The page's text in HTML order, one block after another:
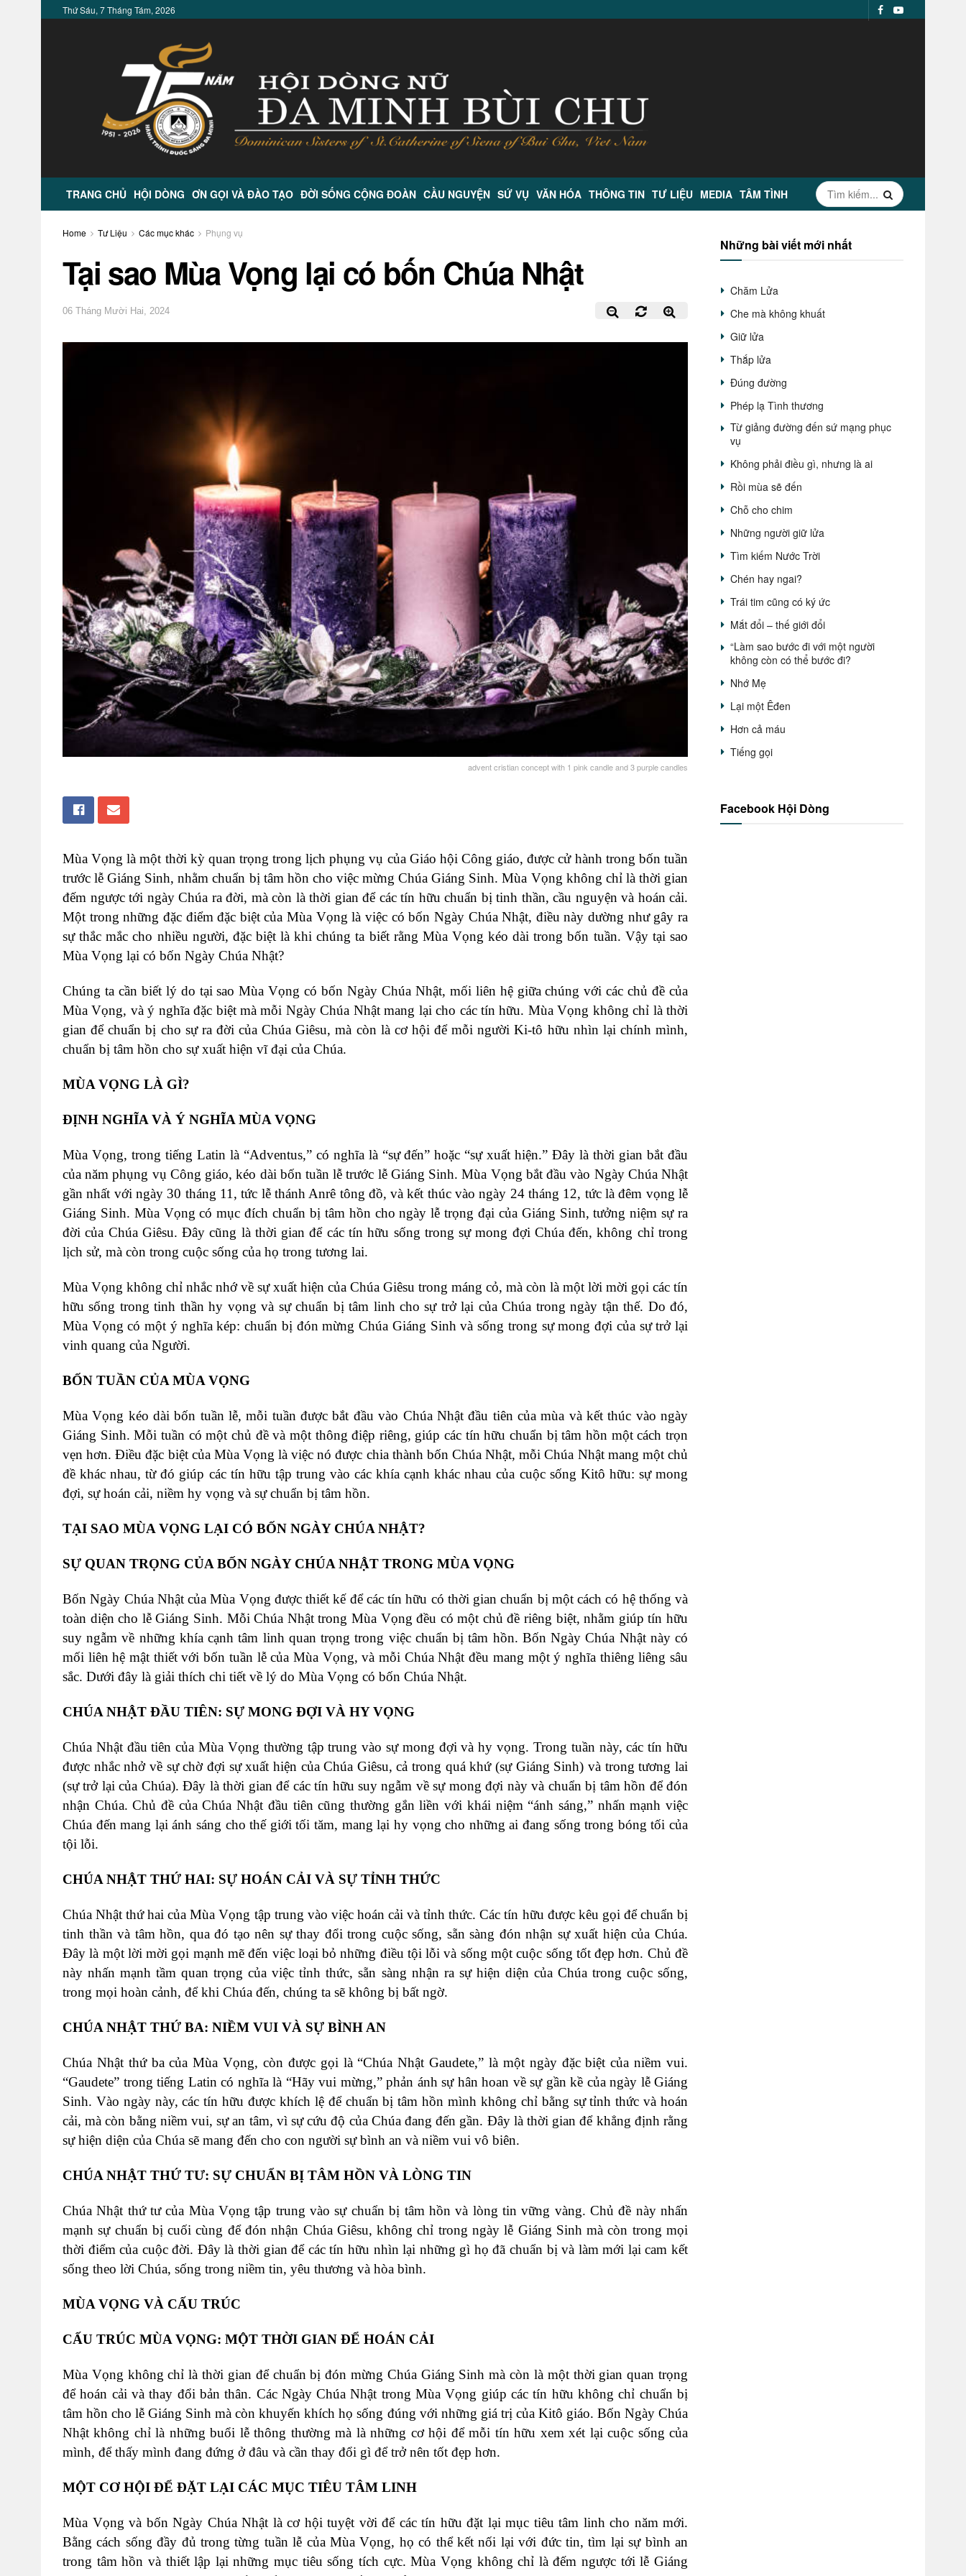
Thứ Sáu, 7 Tháng Tám, 2026
TRANG CHỦ HỘI DÒNG ƠN GỌI VÀ ĐÀO TẠO ĐỜI SỐNG CỘNG ĐOÀN CẦU NGUYỆN SỨ VỤ VĂN HÓA THÔNG TIN TƯ LIỆU MEDIA TÂM TÌNH
Home Tư Liệu Các mục khác Phụng vụ
Tại sao Mùa Vọng lại có bốn Chúa Nhật
06 Tháng Mười Hai, 2024
advent cristian concept with 1 pink candle and 3 purple candles
Mùa Vọng là một thời kỳ quan trọng trong lịch phụng vụ của Giáo hội Công giáo, được cử hành trong bốn tuần
trước lễ Giáng Sinh, nhằm chuẩn bị tâm hồn cho việc mừng Chúa Giáng Sinh. Mùa Vọng không chỉ là thời gian
đếm ngược tới ngày Chúa ra đời, mà còn là thời gian để các tín hữu chuẩn bị tinh thần, cầu nguyện và hoán cải.
Một trong những đặc điểm đặc biệt của Mùa Vọng là việc có bốn Ngày Chúa Nhật, điều này dường như gây ra
sự thắc mắc cho nhiều người, đặc biệt là khi chúng ta biết rằng Mùa Vọng kéo dài trong bốn tuần. Vậy tại sao
Mùa Vọng lại có bốn Ngày Chúa Nhật?
Chúng ta cần biết lý do tại sao Mùa Vọng có bốn Ngày Chúa Nhật, mối liên hệ giữa chúng với các chủ đề của
Mùa Vọng, và ý nghĩa đặc biệt mà mỗi Ngày Chúa Nhật mang lại cho các tín hữu. Mùa Vọng không chỉ là thời
gian để chuẩn bị cho sự ra đời của Chúa Giêsu, mà còn là cơ hội để mỗi người Ki-tô hữu nhìn lại chính mình,
chuẩn bị tâm hồn cho sự xuất hiện vĩ đại của Chúa.
MÙA VỌNG LÀ GÌ?
ĐỊNH NGHĨA VÀ Ý NGHĨA MÙA VỌNG
Mùa Vọng, trong tiếng Latin là “Adventus,” có nghĩa là “sự đến” hoặc “sự xuất hiện.” Đây là thời gian bắt đầu
của năm phụng vụ Công giáo, kéo dài bốn tuần lễ trước lễ Giáng Sinh. Mùa Vọng bắt đầu vào Ngày Chúa Nhật
gần nhất với ngày 30 tháng 11, tức lễ thánh Anrê tông đồ, và kết thúc vào ngày 24 tháng 12, tức là đêm vọng lễ
Giáng Sinh. Mùa Vọng có mục đích chuẩn bị tâm hồn cho ngày lễ trọng đại của Giáng Sinh, tưởng niệm sự ra
đời của Chúa Giêsu. Đây cũng là thời gian để các tín hữu sống trong sự mong đợi Chúa đến, không chỉ trong
lịch sử, mà còn trong cuộc sống của họ trong tương lai.
Mùa Vọng không chỉ nhắc nhớ về sự xuất hiện của Chúa Giêsu trong máng cỏ, mà còn là một lời mời gọi các tín
hữu sống trong tinh thần hy vọng và sự chuẩn bị tâm linh cho sự trở lại của Chúa trong ngày tận thế. Do đó,
Mùa Vọng có một ý nghĩa kép: chuẩn bị đón mừng Chúa Giáng Sinh và sống trong sự mong đợi của sự trở lại
vinh quang của Người.
BỐN TUẦN CỦA MÙA VỌNG
Mùa Vọng kéo dài bốn tuần lễ, mỗi tuần được bắt đầu vào Chúa Nhật đầu tiên của mùa và kết thúc vào ngày
Giáng Sinh. Mỗi tuần có một chủ đề và một thông điệp riêng, giúp các tín hữu chuẩn bị tâm hồn một cách trọn
vẹn hơn. Điều đặc biệt của Mùa Vọng là việc nó được chia thành bốn Chúa Nhật, mỗi Chúa Nhật mang một chủ
đề khác nhau, từ đó giúp các tín hữu tập trung vào các khía cạnh khác nhau của cuộc sống Kitô hữu: sự mong
đợi, sự hoán cải, niềm hy vọng và sự chuẩn bị tâm hồn.
TẠI SAO MÙA VỌNG LẠI CÓ BỐN NGÀY CHÚA NHẬT?
SỰ QUAN TRỌNG CỦA BỐN NGÀY CHÚA NHẬT TRONG MÙA VỌNG
Bốn Ngày Chúa Nhật của Mùa Vọng được thiết kế để các tín hữu có thời gian chuẩn bị một cách có hệ thống và
toàn diện cho lễ Giáng Sinh. Mỗi Chúa Nhật trong Mùa Vọng đều có một chủ đề riêng biệt, nhằm giúp tín hữu
suy ngẫm về những khía cạnh tâm linh quan trọng trong việc chuẩn bị tâm hồn. Bốn Ngày Chúa Nhật này có
mối liên hệ mật thiết với bốn tuần lễ của Mùa Vọng, và mỗi Chúa Nhật đều mang một ý nghĩa thiêng liêng sâu
sắc. Dưới đây là giải thích chi tiết về lý do Mùa Vọng có bốn Chúa Nhật.
CHÚA NHẬT ĐẦU TIÊN: SỰ MONG ĐỢI VÀ HY VỌNG
Chúa Nhật đầu tiên của Mùa Vọng thường tập trung vào sự mong đợi và hy vọng. Trong tuần này, các tín hữu
được nhắc nhở về sự chờ đợi sự xuất hiện của Chúa Giêsu, cả trong quá khứ (sự Giáng Sinh) và trong tương lai
(sự trở lại của Chúa). Đây là thời gian để các tín hữu suy ngẫm về sự mong đợi này và chuẩn bị tâm hồn để đón
nhận Chúa. Chủ đề của Chúa Nhật đầu tiên cũng thường gắn liền với khái niệm “ánh sáng,” nhấn mạnh việc
Chúa đến mang lại ánh sáng cho thế giới tối tăm, mang lại hy vọng cho những ai đang sống trong bóng tối của
tội lỗi.
CHÚA NHẬT THỨ HAI: SỰ HOÁN CẢI VÀ SỰ TỈNH THỨC
Chúa Nhật thứ hai của Mùa Vọng tập trung vào việc hoán cải và tỉnh thức. Các tín hữu được kêu gọi để chuẩn bị
tinh thần và tâm hồn, qua đó tạo nên sự thay đổi trong cuộc sống, sẵn sàng đón nhận sự xuất hiện của Chúa.
Đây là một lời mời gọi mạnh mẽ đến việc loại bỏ những điều tội lỗi và sống một cuộc sống tốt đẹp hơn. Chủ đề
này nhấn mạnh tầm quan trọng của việc tỉnh thức, sẵn sàng nhận ra sự hiện diện của Chúa trong cuộc sống,
trong mọi hoàn cảnh, để khi Chúa đến, chúng ta sẽ không bị bất ngờ.
CHÚA NHẬT THỨ BA: NIỀM VUI VÀ SỰ BÌNH AN
Chúa Nhật thứ ba của Mùa Vọng, còn được gọi là “Chúa Nhật Gaudete,” là một ngày đặc biệt của niềm vui.
“Gaudete” trong tiếng Latin có nghĩa là “Hãy vui mừng,” phản ánh sự hân hoan về sự gần kề của ngày lễ Giáng
Sinh. Vào ngày này, các tín hữu được khích lệ để chuẩn bị tâm hồn mình không chỉ bằng sự tỉnh thức và hoán
cải, mà còn bằng niềm vui, sự an tâm, vì sự cứu độ của Chúa đang đến gần. Đây là thời gian để khẳng định rằng
sự hiện diện của Chúa sẽ mang đến cho con người sự bình an và niềm vui vô biên.
CHÚA NHẬT THỨ TƯ: SỰ CHUẨN BỊ TÂM HỒN VÀ LÒNG TIN
Chúa Nhật thứ tư của Mùa Vọng tập trung vào sự chuẩn bị tâm hồn và lòng tin vững vàng. Chủ đề này nhấn
mạnh sự chuẩn bị cuối cùng để đón nhận Chúa Giêsu, không chỉ trong ngày lễ Giáng Sinh mà còn trong mọi
thời điểm của cuộc đời. Đây là thời gian để các tín hữu nhìn lại những gì họ đã chuẩn bị và làm mới lại cam kết
sống theo lời Chúa, sống trong niềm tin, yêu thương và hòa bình.
MÙA VỌNG VÀ CẤU TRÚC
CẤU TRÚC MÙA VỌNG: MỘT THỜI GIAN ĐỂ HOÁN CẢI
Mùa Vọng không chỉ là thời gian để chuẩn bị đón mừng Chúa Giáng Sinh mà còn là một thời gian quan trọng
để hoán cải và thay đổi bản thân. Các Ngày Chúa Nhật trong Mùa Vọng giúp các tín hữu không chỉ chuẩn bị
tâm hồn cho lễ Giáng Sinh mà còn khuyến khích họ sống đúng với những giá trị của Kitô giáo. Bốn Ngày Chúa
Nhật không chỉ là những buổi lễ thông thường mà là những cơ hội để mỗi tín hữu xem xét lại cuộc sống của
mình, để thấy mình đang đứng ở đâu và cần thay đổi gì để trở nên tốt đẹp hơn.
MỘT CƠ HỘI ĐỂ ĐẶT LẠI CÁC MỤC TIÊU TÂM LINH
Mùa Vọng và bốn Ngày Chúa Nhật là cơ hội tuyệt vời để các tín hữu đặt lại mục tiêu tâm linh cho năm mới.
Bằng cách sống đầy đủ trong từng tuần lễ của Mùa Vọng, họ có thể kết nối lại với đức tin, tìm lại sự bình an
trong tâm hồn và thiết lập lại những mục tiêu sống tích cực. Mùa Vọng không chỉ là đếm ngược tới lễ Giáng
Những bài viết mới nhất
Chăm Lửa
Che mà không khuất
Giữ lửa
Thắp lửa
Đúng đường
Phép lạ Tình thương
Từ giảng đường đến sứ mạng phục
vụ
Không phải điều gì, nhưng là ai
Rồi mùa sẽ đến
Chỗ cho chim
Những người giữ lửa
Tìm kiếm Nước Trời
Chén hay ngai?
Trái tim cũng có ký ức
Mắt đổi – thế giới đổi
“Làm sao bước đi với một người
không còn có thể bước đi?
Nhớ Mẹ
Lại một Êđen
Hơn cả máu
Tiếng gọi
Facebook Hội Dòng